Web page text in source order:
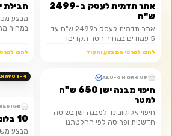
אתר תדמית לעסק ב-2499
ש"ח
אתר תדמית לעסק ב2499 ש"ח עד
5 עמודים במחיר חסר תקדים!
לחצו לפרטי המבצע והקוד
חבילת
מבצע
במחיר
לחצו
KRAYOT-3
ALU-ON GROUP
חיפוי מבנה ישן 650 ש"ח
למטר
חיפוי אלוקובונד למבנה ישן בשיטה
חדשנית ופריסה לפי החלטתנו
4
10 בלוני הליום 12 אינץ׳
מבצע